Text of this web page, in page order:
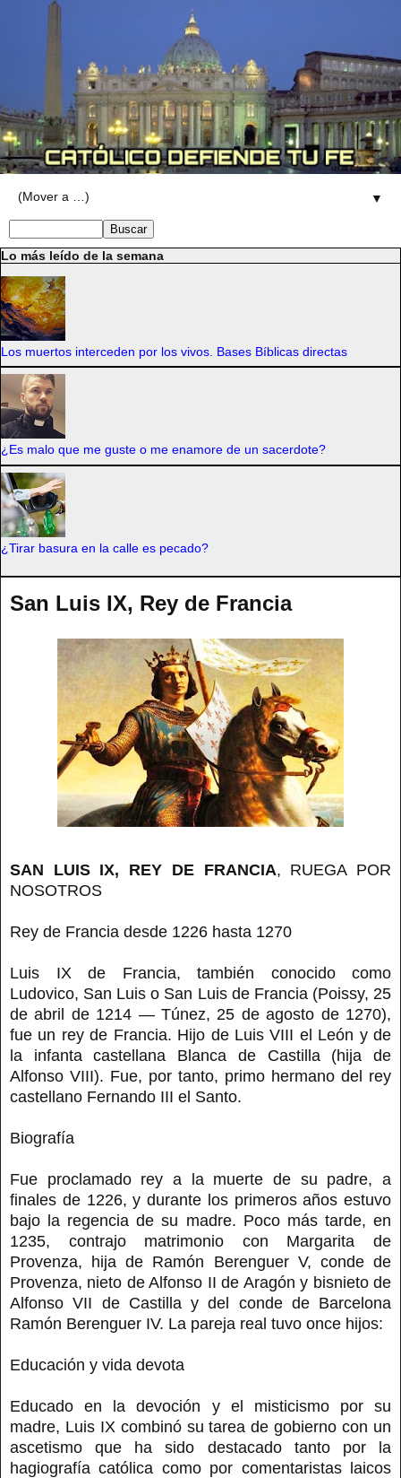
▼
Lo más leído de la semana
Los muertos interceden por los vivos. Bases Bíblicas directas
¿Es malo que me guste o me enamore de un sacerdote?
¿Tirar basura en la calle es pecado?
San Luis IX, Rey de Francia
SAN LUIS IX, REY DE FRANCIA, RUEGA POR
NOSOTROS
Rey de Francia desde 1226 hasta 1270
Luis IX de Francia, también conocido como
Ludovico, San Luis o San Luis de Francia (Poissy, 25
de abril de 1214 — Túnez, 25 de agosto de 1270),
fue un rey de Francia. Hijo de Luis VIII el León y de
la infanta castellana Blanca de Castilla (hija de
Alfonso VIII). Fue, por tanto, primo hermano del rey
castellano Fernando III el Santo.
Biografía
Fue proclamado rey a la muerte de su padre, a
finales de 1226, y durante los primeros años estuvo
bajo la regencia de su madre. Poco más tarde, en
1235, contrajo matrimonio con Margarita de
Provenza, hija de Ramón Berenguer V, conde de
Provenza, nieto de Alfonso II de Aragón y bisnieto de
Alfonso VII de Castilla y del conde de Barcelona
Ramón Berenguer IV. La pareja real tuvo once hijos:
Educación y vida devota
Educado en la devoción y el misticismo por su
madre, Luis IX combinó su tarea de gobierno con un
ascetismo que ha sido destacado tanto por la
hagiografía católica como por comentaristas laicos